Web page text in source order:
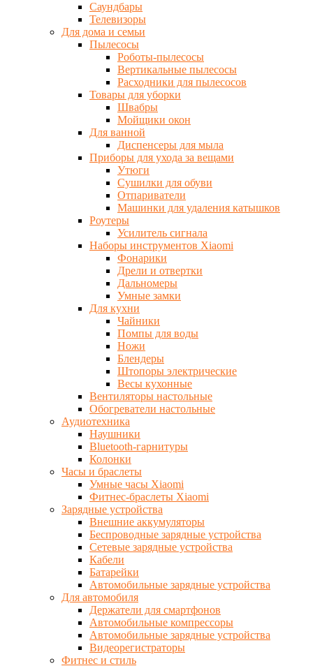
Саундбары
Телевизоры
Для дома и семьи
Пылесосы
Роботы-пылесосы
Вертикальные пылесосы
Расходники для пылесосов
Товары для уборки
Швабры
Мойщики окон
Для ванной
Диспенсеры для мыла
Приборы для ухода за вещами
Утюги
Сушилки для обуви
Отпариватели
Машинки для удаления катышков
Роутеры
Усилитель сигнала
Наборы инструментов Xiaomi
Фонарики
Дрели и отвертки
Дальномеры
Умные замки
Для кухни
Чайники
Помпы для воды
Ножи
Блендеры
Штопоры электрические
Весы кухонные
Вентиляторы настольные
Обогреватели настольные
Аудиотехника
Наушники
Bluetooth-гарнитуры
Колонки
Часы и браслеты
Умные часы Xiaomi
Фитнес-браслеты Xiaomi
Зарядные устройства
Внешние аккумуляторы
Беспроводные зарядные устройства
Сетевые зарядные устройства
Кабели
Батарейки
Автомобильные зарядные устройства
Для автомобиля
Держатели для смартфонов
Автомобильные компрессоры
Автомобильные зарядные устройства
Видеорегистраторы
Фитнес и стиль